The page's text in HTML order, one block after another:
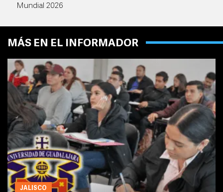
Mundial 2026
MÁS EN EL INFORMADOR
JALISCO